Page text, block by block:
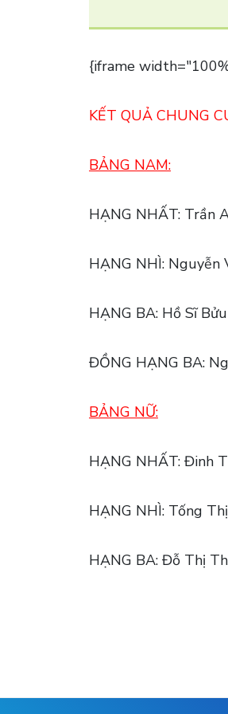
{iframe
KẾT QUẢ CHUNG
BẢNG NAM:
HẠNG NHẤT: Trần
HẠNG NHÌ: Nguyễn
HẠNG BA: Hồ Sĩ
ĐỒNG HẠNG BA:
BẢNG NỮ:
HẠNG NHẤT: Đinh
HẠNG NHÌ: Tống
HẠNG BA: Đỗ Thị